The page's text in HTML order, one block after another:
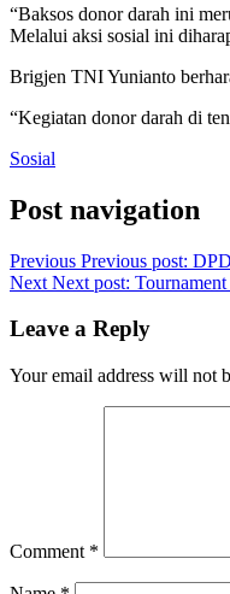
“Baksos donor darah ini
Melalui aksi sosial ini
Brigjen TNI Yunianto
“Kegiatan donor darah di
Sosial
Post navigation
Previous Previous post:
Next Next post:
Leave a Reply
Your email address will not
Comment *